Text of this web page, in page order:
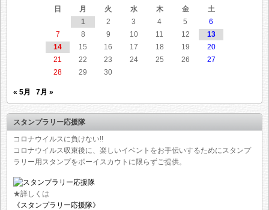
日
月 火 水 木 金
土
1
2 3 4 5
6
7
8 9 10 11 12
13
14
15 16 17 18 19
20
21
22 23 24 25 26
27
28
29 30
« 5月 7月 »
スタンプラリー応援隊
コロナウイルスに負けない!!
コロナウイルス収束後に、楽しいイベントをお手伝いするためにスタンプ
ラリー用スタンプをボーイスカウトに限らずご提供。
★詳しくは
《スタンプラリー応援隊》